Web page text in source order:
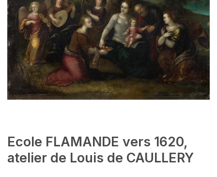
Ecole FLAMANDE vers 1620,
atelier de Louis de CAULLERY